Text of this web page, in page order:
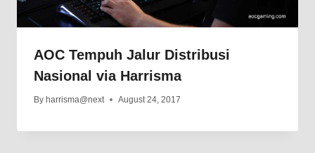
AOC Tempuh Jalur Distribusi
Nasional via Harrisma
By harrisma@next August 24, 2017